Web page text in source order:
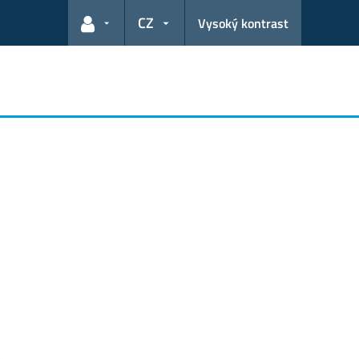
Odkazy pro uživatele
CZ Vysoký kontrast